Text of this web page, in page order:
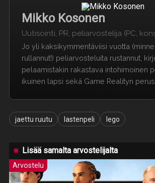
Mikko Kosonen
Uutisointi, PR, peliarvostelija (PC,
Jo yli kaksikymmentäviisi vuotta
rullannut!) peliarvosteluita rustannut,
pelaamistakin rakastava intohimoinen
ikuinen lapsi sekä Game Realityn
jaettu ruutu lastenpeli lego
Lisää samalta arvostelijalta
Arvostelu